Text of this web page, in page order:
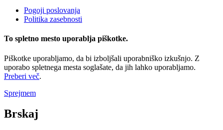
Pogoji poslovanja
Politika zasebnosti
To spletno mesto uporablja piškotke.
Piškotke uporabljamo, da bi izboljšali uporabniško izkušnjo. Z
uporabo spletnega mesta soglašate, da jih lahko uporabljamo.
Preberi več.
Sprejmem
Brskaj